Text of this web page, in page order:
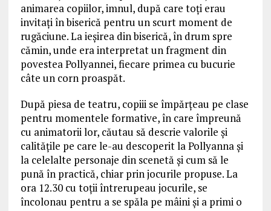
animarea copiilor, imnul, după care toți erau
invitați în biserică pentru un scurt moment de
rugăciune. La ieșirea din biserică, în drum spre
cămin, unde era interpretat un fragment din
povestea Pollyannei, fiecare primea cu bucurie
câte un corn proaspăt.
După piesa de teatru, copiii se împărțeau pe clase
pentru momentele formative, în care împreună
cu animatorii lor, căutau să descrie valorile și
calitățile pe care le-au descoperit la Pollyanna și
la celelalte personaje din scenetă și cum să le
pună în practică, chiar prin jocurile propuse. La
ora 12.30 cu toții întrerupeau jocurile, se
încolonau pentru a se spăla pe mâini și a primi o